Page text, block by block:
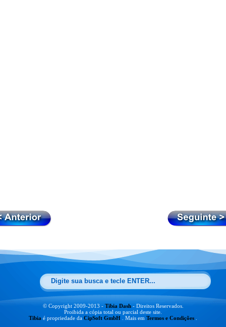
© Copyright 2009-2013 - Tibia Dash - Direitos Reservados.
Proibida a cópia total ou parcial deste site.
Tibia é propriedade da CipSoft GmbH . Mais em Termos e Condições